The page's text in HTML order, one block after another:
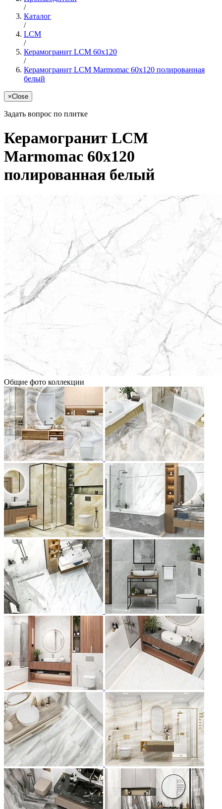
/
Каталог
/
LCM
/
Керамогранит LCM 60x120
/
Керамогранит LCM Marmomac 60x120 полированная
белый
×Close
Задать вопрос по плитке
Керамогранит LCM
Marmomac 60x120
полированная белый
Общие фото коллекции